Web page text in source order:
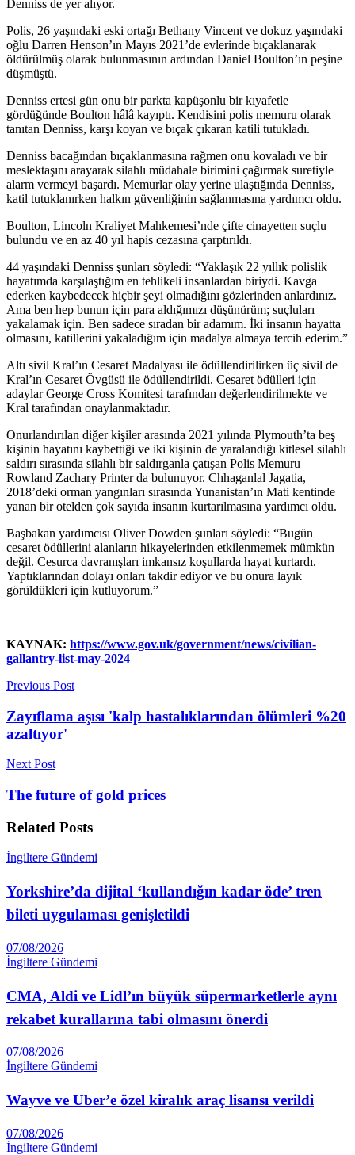
Denniss de yer alıyor.
Polis, 26 yaşındaki eski ortağı Bethany Vincent ve dokuz yaşındaki
oğlu Darren Henson’ın Mayıs 2021’de evlerinde bıçaklanarak
öldürülmüş olarak bulunmasının ardından Daniel Boulton’ın peşine
düşmüştü.
Denniss ertesi gün onu bir parkta kapüşonlu bir kıyafetle
gördüğünde Boulton hâlâ kayıptı. Kendisini polis memuru olarak
tanıtan Denniss, karşı koyan ve bıçak çıkaran katili tutukladı.
Denniss bacağından bıçaklanmasına rağmen onu kovaladı ve bir
meslektaşını arayarak silahlı müdahale birimini çağırmak suretiyle
alarm vermeyi başardı. Memurlar olay yerine ulaştığında Denniss,
katil tutuklanırken halkın güvenliğinin sağlanmasına yardımcı oldu.
Boulton, Lincoln Kraliyet Mahkemesi’nde çifte cinayetten suçlu
bulundu ve en az 40 yıl hapis cezasına çarptırıldı.
44 yaşındaki Denniss şunları söyledi: “Yaklaşık 22 yıllık polislik
hayatımda karşılaştığım en tehlikeli insanlardan biriydi. Kavga
ederken kaybedecek hiçbir şeyi olmadığını gözlerinden anlardınız.
Ama ben hep bunun için para aldığımızı düşünürüm; suçluları
yakalamak için. Ben sadece sıradan bir adamım. İki insanın hayatta
olmasını, katillerini yakaladığım için madalya almaya tercih ederim.”
Altı sivil Kral’ın Cesaret Madalyası ile ödüllendirilirken üç sivil de
Kral’ın Cesaret Övgüsü ile ödüllendirildi. Cesaret ödülleri için
adaylar George Cross Komitesi tarafından değerlendirilmekte ve
Kral tarafından onaylanmaktadır.
Onurlandırılan diğer kişiler arasında 2021 yılında Plymouth’ta beş
kişinin hayatını kaybettiği ve iki kişinin de yaralandığı kitlesel silahlı
saldırı sırasında silahlı bir saldırganla çatışan Polis Memuru
Rowland Zachary Printer da bulunuyor. Chhaganlal Jagatia,
2018’deki orman yangınları sırasında Yunanistan’ın Mati kentinde
yanan bir otelden çok sayıda insanın kurtarılmasına yardımcı oldu.
Başbakan yardımcısı Oliver Dowden şunları söyledi: “Bugün
cesaret ödüllerini alanların hikayelerinden etkilenmemek mümkün
değil. Cesurca davranışları imkansız koşullarda hayat kurtardı.
Yaptıklarından dolayı onları takdir ediyor ve bu onura layık
görüldükleri için kutluyorum.”
KAYNAK: https://www.gov.uk/government/news/civilian-
gallantry-list-may-2024
Previous Post
Zayıflama aşısı 'kalp hastalıklarından ölümleri %20
azaltıyor'
Next Post
The future of gold prices
Related Posts
İngiltere Gündemi
Yorkshire’da dijital ‘kullandığın kadar öde’ tren
bileti uygulaması genişletildi
07/08/2026
İngiltere Gündemi
CMA, Aldi ve Lidl’ın büyük süpermarketlerle aynı
rekabet kurallarına tabi olmasını önerdi
07/08/2026
İngiltere Gündemi
Wayve ve Uber’e özel kiralık araç lisansı verildi
07/08/2026
İngiltere Gündemi